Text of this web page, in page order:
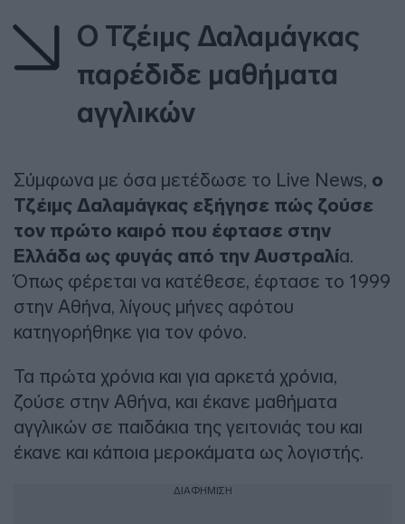
Ο Τζέιμς Δαλαμάγκας
παρέδιδε μαθήματα
αγγλικών
Σύμφωνα με όσα μετέδωσε το Live News, ο
Τζέιμς Δαλαμάγκας εξήγησε πώς ζούσε
τον πρώτο καιρό που έφτασε στην
Ελλάδα ως φυγάς από την Αυστραλία.
Όπως φέρεται να κατέθεσε, έφτασε το 1999
στην Αθήνα, λίγους μήνες αφότου
κατηγορήθηκε για τον φόνο.
Τα πρώτα χρόνια και για αρκετά χρόνια,
ζούσε στην Αθήνα, και έκανε μαθήματα
αγγλικών σε παιδάκια της γειτονιάς του και
έκανε και κάποια μεροκάματα ως λογιστής.
ΔΙΑΦΗΜΙΣΗ